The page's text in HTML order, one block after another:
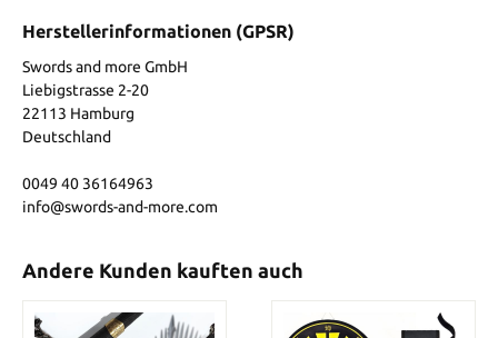
Herstellerinformationen (GPSR)
Swords and more GmbH
Liebigstrasse 2-20
22113 Hamburg
Deutschland
0049 40 36164963
info@swords-and-more.com
Andere Kunden kauften auch